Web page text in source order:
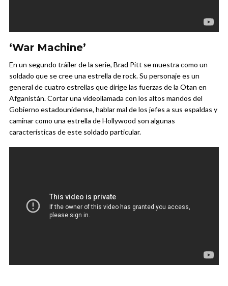
‘War Machine’
En un segundo tráiler de la serie, Brad Pitt se muestra como un
soldado que se cree una estrella de rock. Su personaje es un
general de cuatro estrellas que dirige las fuerzas de la Otan en
Afganistán. Cortar una videollamada con los altos mandos del
Gobierno estadounidense, hablar mal de los jefes a sus espaldas y
caminar como una estrella de Hollywood son algunas
características de este soldado particular.